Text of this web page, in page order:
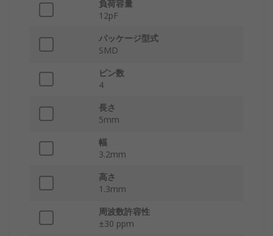
負荷容量
12pF
パッケージ型式
SMD
ピン数
4
長さ
5mm
幅
3.2mm
高さ
1.3mm
周波数許容性
±30 ppm